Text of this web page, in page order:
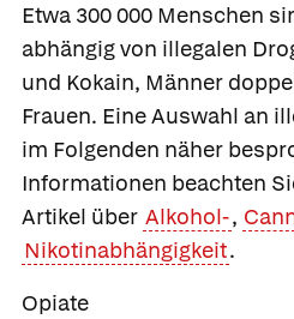
Etwa 300 000 Menschen
abhängig von illegalen
und Kokain, Männer
Frauen. Eine Auswahl an
im Folgenden näher
Informationen beachten
Artikel über Alkohol-,
Nikotinabhängigkeit.
Opiate